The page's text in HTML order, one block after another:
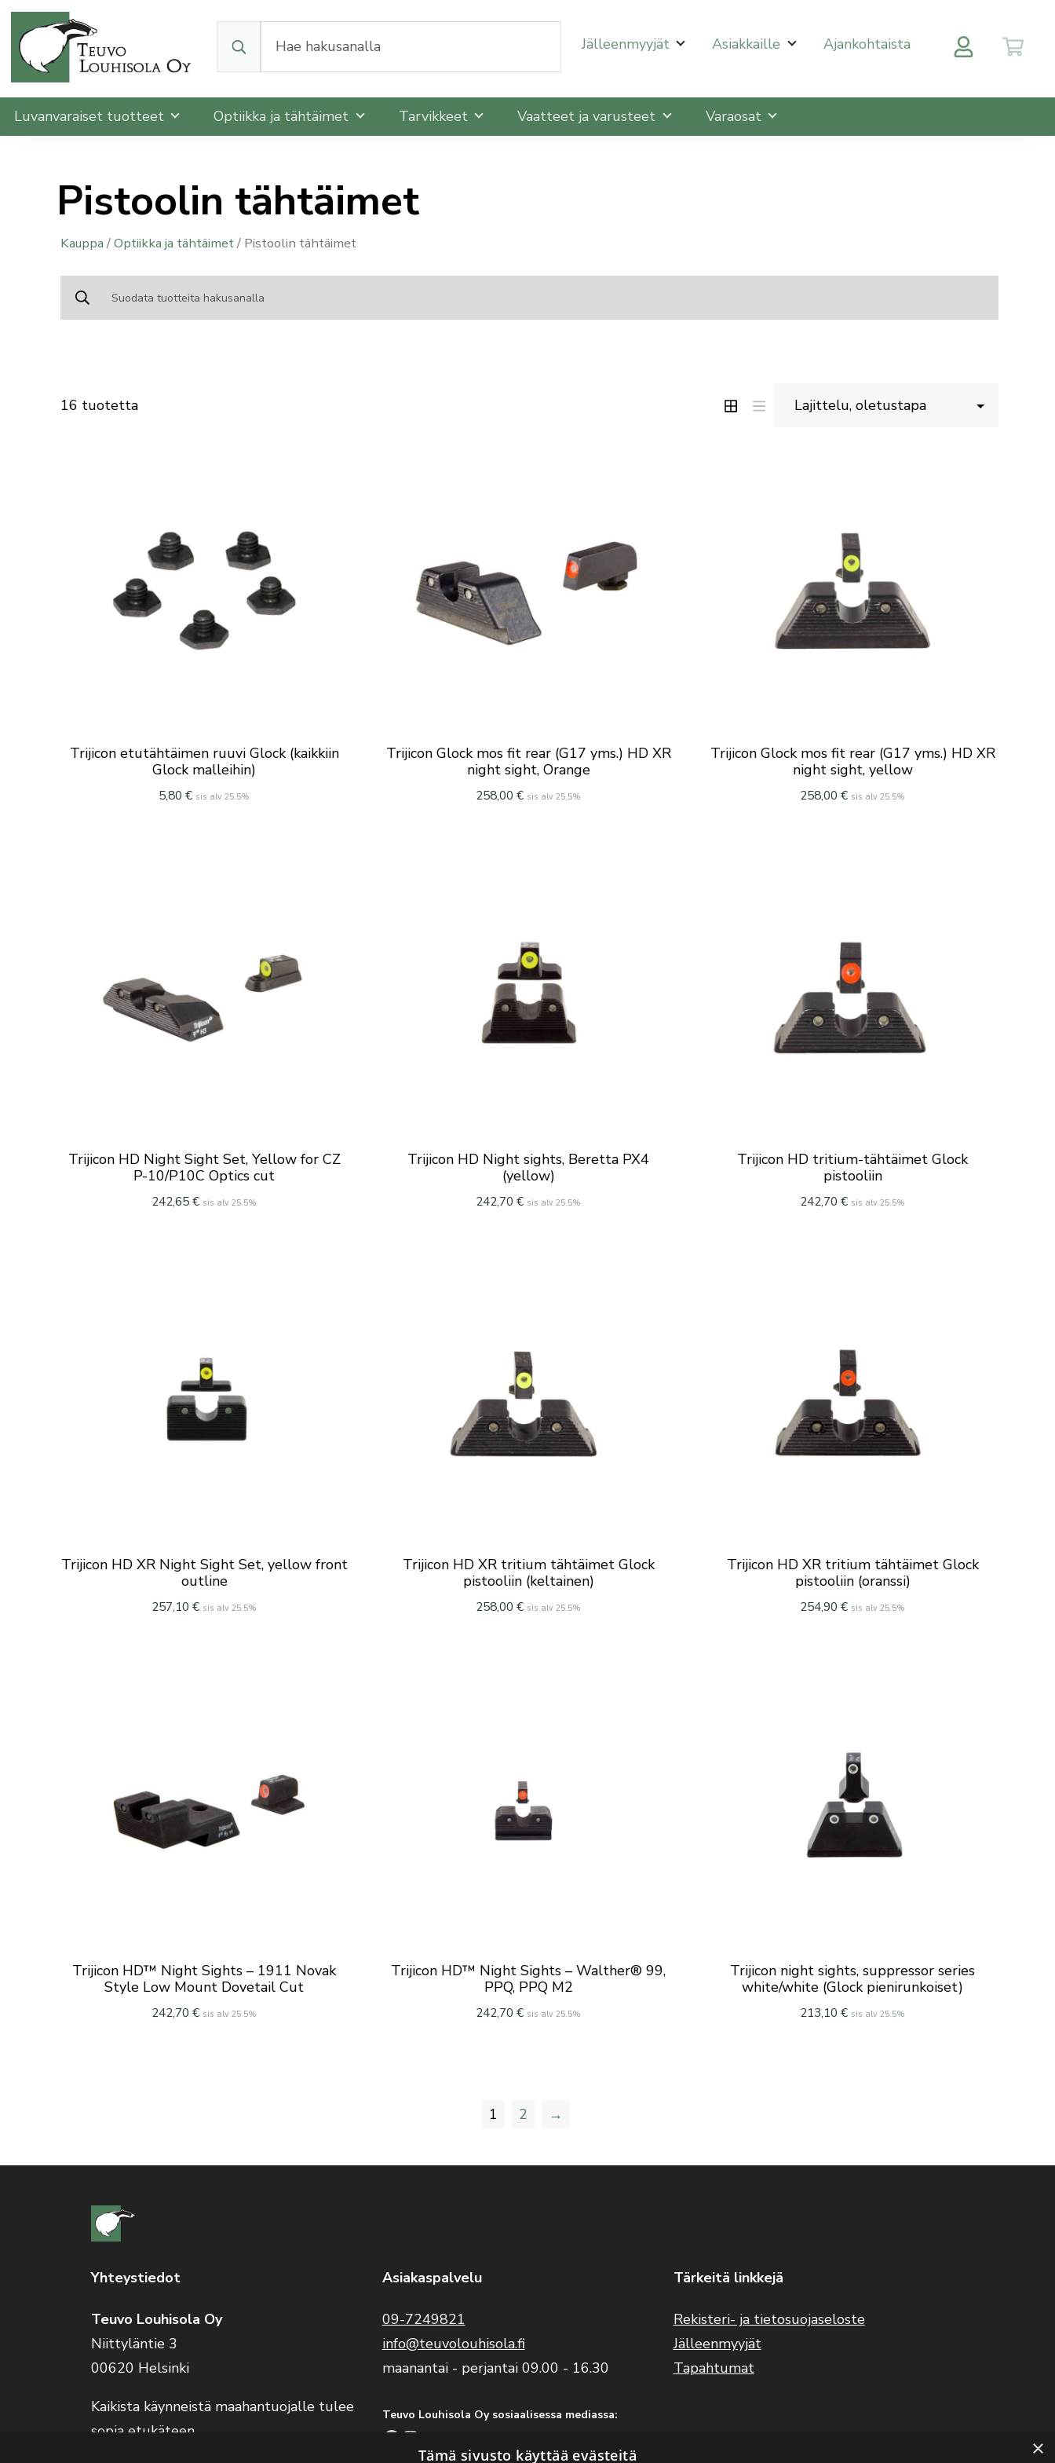
Kun tuloksia tulee, voit selata niitä nuolinäppäimillä ylös ja alas ja siirtyä halutulle sivulle enterin painalluksella.
Jälleenmyyjät Asiakkaille Ajankohtaista
Luvanvaraiset tuotteet Optiikka ja tähtäimet Tarvikkeet Vaatteet ja varusteet Varaosat
Pistoolin tähtäimet
Kauppa /Optiikka ja tähtäimet/ Pistoolin tähtäimet
16 tuotetta
Trijicon etutähtäimen ruuvi Glock (kaikkiin
Glock malleihin)
5,80€ sis alv 25.5%
Trijicon Glock mos fit rear (G17 yms.) HD XR
night sight, Orange
258,00€ sis alv 25.5%
Trijicon Glock mos fit rear (G17 yms.) HD XR
night sight, yellow
258,00€ sis alv 25.5%
Trijicon HD Night Sight Set, Yellow for CZ
P-10/P10C Optics cut
242,65€ sis alv 25.5%
Trijicon HD Night sights, Beretta PX4
(yellow)
242,70€ sis alv 25.5%
Trijicon HD tritium-tähtäimet Glock
pistooliin
242,70€ sis alv 25.5%
Trijicon HD XR Night Sight Set, yellow front
outline
257,10€ sis alv 25.5%
Trijicon HD XR tritium tähtäimet Glock
pistooliin (keltainen)
258,00€ sis alv 25.5%
Trijicon HD XR tritium tähtäimet Glock
pistooliin (oranssi)
254,90€ sis alv 25.5%
Trijicon HD™ Night Sights – 1911 Novak
Style Low Mount Dovetail Cut
242,70€ sis alv 25.5%
Trijicon HD™ Night Sights – Walther® 99,
PPQ, PPQ M2
242,70€ sis alv 25.5%
Trijicon night sights, suppressor series
white/white (Glock pienirunkoiset)
213,10€ sis alv 25.5%
1 2 →
Yhteystiedot
Teuvo Louhisola Oy
Niittyläntie 3
00620 Helsinki
Kaikista käynneistä maahantuojalle tulee
sopia etukäteen.
Asiakaspalvelu
09-7249821
info@teuvolouhisola.fi
maanantai - perjantai 09.00 - 16.30
Teuvo Louhisola Oy sosiaalisessa mediassa:
Facebook Instagram
Tärkeitä linkkejä
Rekisteri- ja tietosuojaseloste
Jälleenmyyjät
Tapahtumat
×
Tämä sivusto käyttää evästeitä